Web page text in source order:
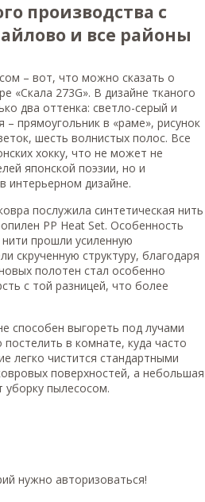
производства с
и все районы
– вот, что можно сказать о
«Скала 273G». В дизайне тканого
два оттенка: светло-серый и
прямоугольник в «раме», рисунок
шесть волнистых полос. Все
хокку, что не может не
японской поэзии, но и
интерьерном дизайне.
послужила синтетическая нить
PP Heat Set. Особенность
прошли усиленную
скрученную структуру, благодаря
полотен стал особенно
с той разницей, что более
способен выгореть под лучами
в комнате, куда часто
легко чистится стандартными
поверхностей, а небольшая
уборку пылесосом.
нужно авторизоваться!